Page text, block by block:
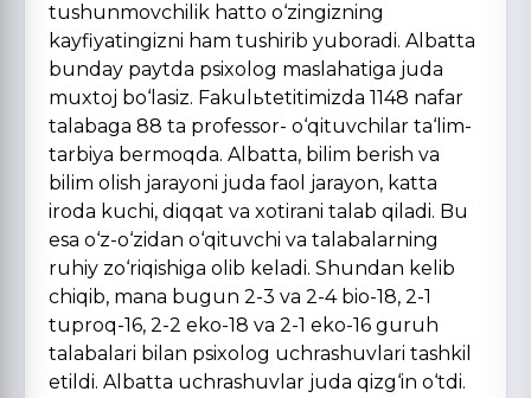
tushunmovchilik hatto o‘zingizning
kayfiyatingizni ham tushirib yuboradi. Albatta
bunday paytda psixolog maslahatiga juda
muxtoj bo‘lasiz. Fakulьtetitimizda 1148 nafar
talabaga 88 ta professor- o‘qituvchilar ta‘lim-
tarbiya bermoqda. Albatta, bilim berish va
bilim olish jarayoni juda faol jarayon, katta
iroda kuchi, diqqat va xotirani talab qiladi. Bu
esa o‘z-o‘zidan o‘qituvchi va talabalarning
ruhiy zo‘riqishiga olib keladi. Shundan kelib
chiqib, mana bugun 2-3 va 2-4 bio-18, 2-1
tuproq-16, 2-2 eko-18 va 2-1 eko-16 guruh
talabalari bilan psixolog uchrashuvlari tashkil
etildi. Albatta uchrashuvlar juda qizg‘in o‘tdi.